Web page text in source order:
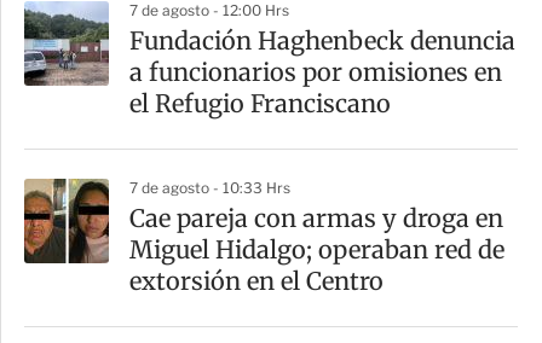
a
r
t
7 de agosto - 12:00 Hrs
Fundación Haghenbeck denuncia
a funcionarios por omisiones en
el Refugio Franciscano
7 de agosto - 10:33 Hrs
Cae pareja con armas y droga en
Miguel Hidalgo; operaban red de
extorsión en el Centro